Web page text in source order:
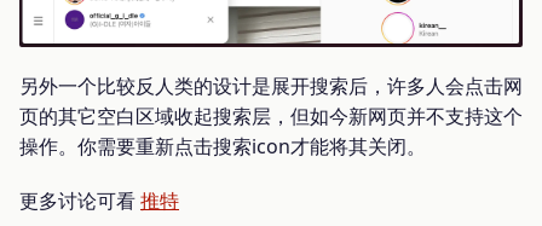
另外一个比较反人类的设计是展开搜索后，许多人会点击网
页的其它空白区域收起搜索层，但如今新网页并不支持这个
操作。你需要重新点击搜索icon才能将其关闭。
更多讨论可看推特